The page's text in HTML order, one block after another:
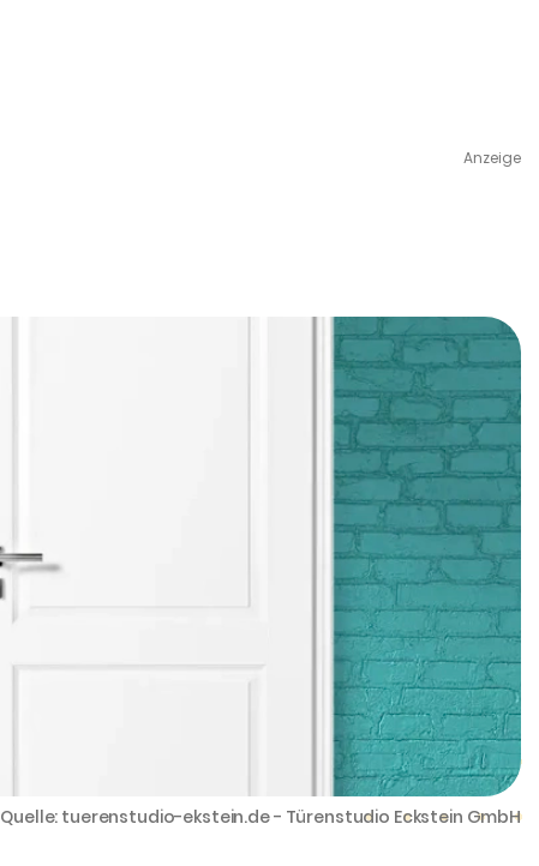
Anzeige
Quelle: tuerenstudio-ekstein.de - Türenstudio Eckstein GmbH